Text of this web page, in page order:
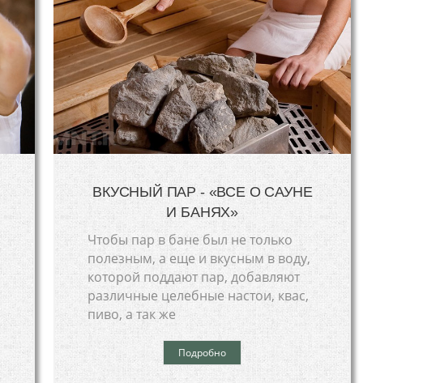
ВКУСНЫЙ ПАР - «ВСЕ О САУНЕ
И БАНЯХ»
Чтобы пар в бане был не только
полезным, а еще и вкусным в воду,
которой поддают пар, добавляют
различные целебные настои, квас,
пиво, а так же
Подробно